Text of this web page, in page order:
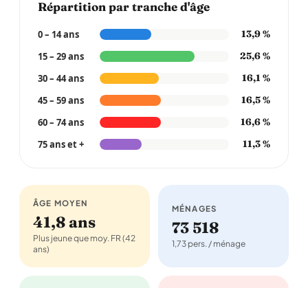
Répartition par tranche d'âge
0 – 14 ans 13,9 %
15 – 29 ans 25,6 %
30 – 44 ans 16,1 %
45 – 59 ans 16,5 %
60 – 74 ans 16,6 %
75 ans et + 11,3 %
ÂGE MOYEN
41,8 ans
Plus jeune que moy. FR (42
ans)
MÉNAGES
73 518
1,73 pers. / ménage